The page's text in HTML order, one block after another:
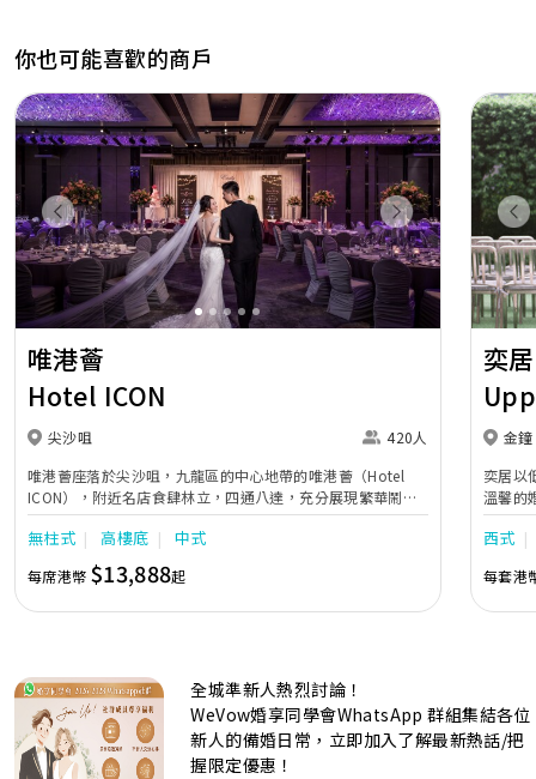
你也可能喜歡的商戶
Previous Next
唯港薈
Hotel ICON
尖沙咀
420人
唯港薈座落於尖沙咀，九龍區的中心地帶的唯港薈（Hotel
ICON），附近名店食肆林立，四通八達，充分展現繁華鬧巿
中的活力個性，成為一眾準新人舉辦婚宴的熱門之選。專業團
隊由策劃統籌至所有婚宴每個細節，唯港薈都力臻完美，保證
讓您留下獨特的醉人回憶。 擁有時尚高樓頂的Silverbox宴會
廳，配置了全套先進的視聽影音及燈光設備配套，並採用極富
現代時尚感的水晶玻璃燈，演繹出與別不同的經典神韻。不論
準新人的個性及預算﹔保證為您打造夢寐以求的特別日子，令
賓客永誌難忘！
無柱式 高樓底 中式
每席港幣 $13,888起
奕居
金鐘
奕居以
溫馨的
團隊會
西式
每套港
全城準新人熱烈討論！
WeVow婚享同學會WhatsApp 群組集結各位
新人的備婚日常，立即加入了解最新熱話/把
握限定優惠！